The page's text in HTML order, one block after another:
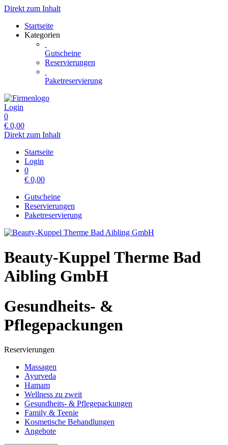
Direkt zum Inhalt
Startseite
Kategorien
Gutscheine
Reservierungen
Paketreservierung
Login
0
€ 0,00
Direkt zum Inhalt
Startseite
Login
0
€ 0,00
Gutscheine
Reservierungen
Paketreservierung
Beauty-Kuppel Therme Bad
Aibling GmbH
Gesundheits- &
Pflegepackungen
Reservierungen
Massagen
Ayurveda
Hamam
Wellness zu zweit
Gesundheits- & Pflegepackungen
Family & Teenie
Kosmetische Behandlungen
Angebote